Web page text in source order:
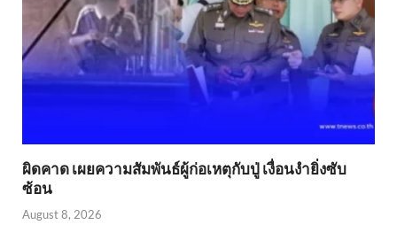
ผิดคาด เผยความสัมพันธ์ผู้ก่อเหตุกับปู่ เงื่อนงำยิ่งซับ
ซ้อน
August 8, 2026